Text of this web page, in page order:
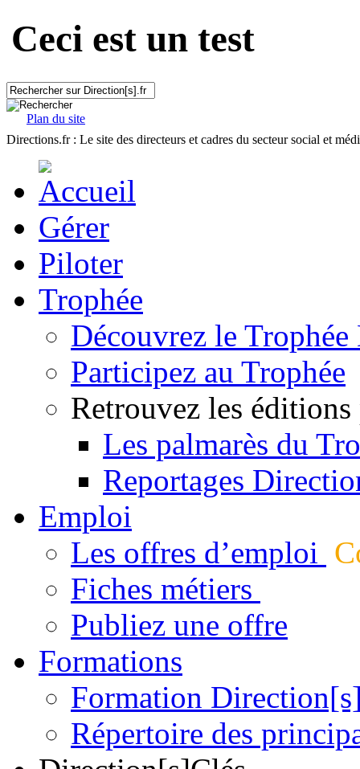
Ceci est un test
Plan du site
Directions.fr : Le site des directeurs et cadres du secteur social et
Gérer
Piloter
Trophée
Découvrez le
Participez au Trophée
Retrouvez les éditions
Les palmarès du
Reportages
Emploi
Les offres d’emploi
Fiches métiers
Publiez une offre
Formations
Formation
Répertoire des